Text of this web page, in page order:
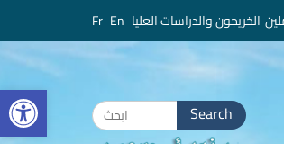
الخريجون والدراسات العليا
Search
for: